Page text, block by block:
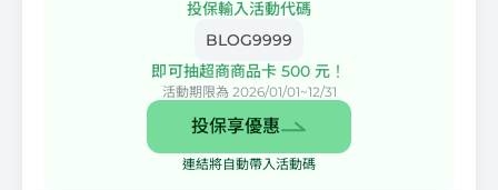
投保輸入活動代碼
BLOG9999
即可抽超商商品卡 500 元！
活動期限為 2026/01/01~12/31
投保享優惠
連結將自動帶入活動碼